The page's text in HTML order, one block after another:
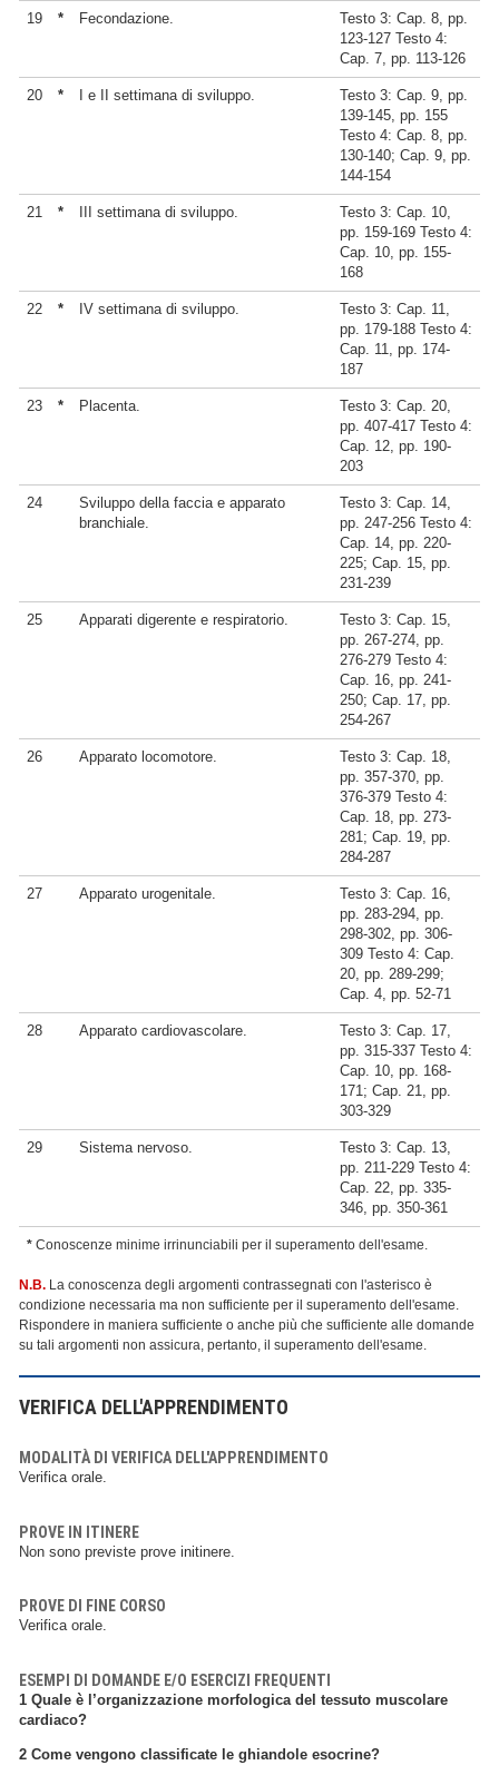
19 * Fecondazione.
Testo 3: Cap. 8, pp.
123-127 Testo 4:
Cap. 7, pp. 113-126
20 * I e II settimana di sviluppo.
Testo 3: Cap. 9, pp.
139-145, pp. 155
Testo 4: Cap. 8, pp.
130-140; Cap. 9, pp.
144-154
21 * III settimana di sviluppo.
Testo 3: Cap. 10,
pp. 159-169 Testo 4:
Cap. 10, pp. 155-
168
22 * IV settimana di sviluppo.
Testo 3: Cap. 11,
pp. 179-188 Testo 4:
Cap. 11, pp. 174-
187
23 * Placenta.
Testo 3: Cap. 20,
pp. 407-417 Testo 4:
Cap. 12, pp. 190-
203
24
Sviluppo della faccia e apparato
branchiale.
Testo 3: Cap. 14,
pp. 247-256 Testo 4:
Cap. 14, pp. 220-
225; Cap. 15, pp.
231-239
25 Apparati digerente e respiratorio.
Testo 3: Cap. 15,
pp. 267-274, pp.
276-279 Testo 4:
Cap. 16, pp. 241-
250; Cap. 17, pp.
254-267
26 Apparato locomotore.
Testo 3: Cap. 18,
pp. 357-370, pp.
376-379 Testo 4:
Cap. 18, pp. 273-
281; Cap. 19, pp.
284-287
27 Apparato urogenitale.
Testo 3: Cap. 16,
pp. 283-294, pp.
298-302, pp. 306-
309 Testo 4: Cap.
20, pp. 289-299;
Cap. 4, pp. 52-71
28 Apparato cardiovascolare.
Testo 3: Cap. 17,
pp. 315-337 Testo 4:
Cap. 10, pp. 168-
171; Cap. 21, pp.
303-329
29 Sistema nervoso.
Testo 3: Cap. 13,
pp. 211-229 Testo 4:
Cap. 22, pp. 335-
346, pp. 350-361
* Conoscenze minime irrinunciabili per il superamento dell'esame.
N.B. La conoscenza degli argomenti contrassegnati con l'asterisco è
condizione necessaria ma non sufficiente per il superamento dell'esame.
Rispondere in maniera sufficiente o anche più che sufficiente alle domande
su tali argomenti non assicura, pertanto, il superamento dell'esame.
VERIFICA DELL'APPRENDIMENTO
MODALITÀ DI VERIFICA DELL'APPRENDIMENTO
Verifica orale.
PROVE IN ITINERE
Non sono previste prove initinere.
PROVE DI FINE CORSO
Verifica orale.
ESEMPI DI DOMANDE E/O ESERCIZI FREQUENTI
1 Quale è l’organizzazione morfologica del tessuto muscolare
cardiaco?
2 Come vengono classificate le ghiandole esocrine?